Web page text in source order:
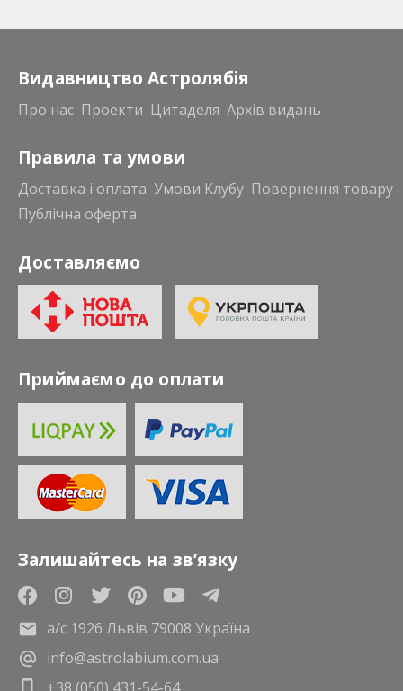
Видавництво Астролябія
Про нас Проекти Цитаделя Архів видань
Правила та умови
Доставка і оплата Умови Клубу Повернення товару
Публічна оферта
Доставляємо
Приймаємо до оплати
Залишайтесь на зв’язку
а/с 1926 Львів 79008 Україна
info@astrolabium.com.ua